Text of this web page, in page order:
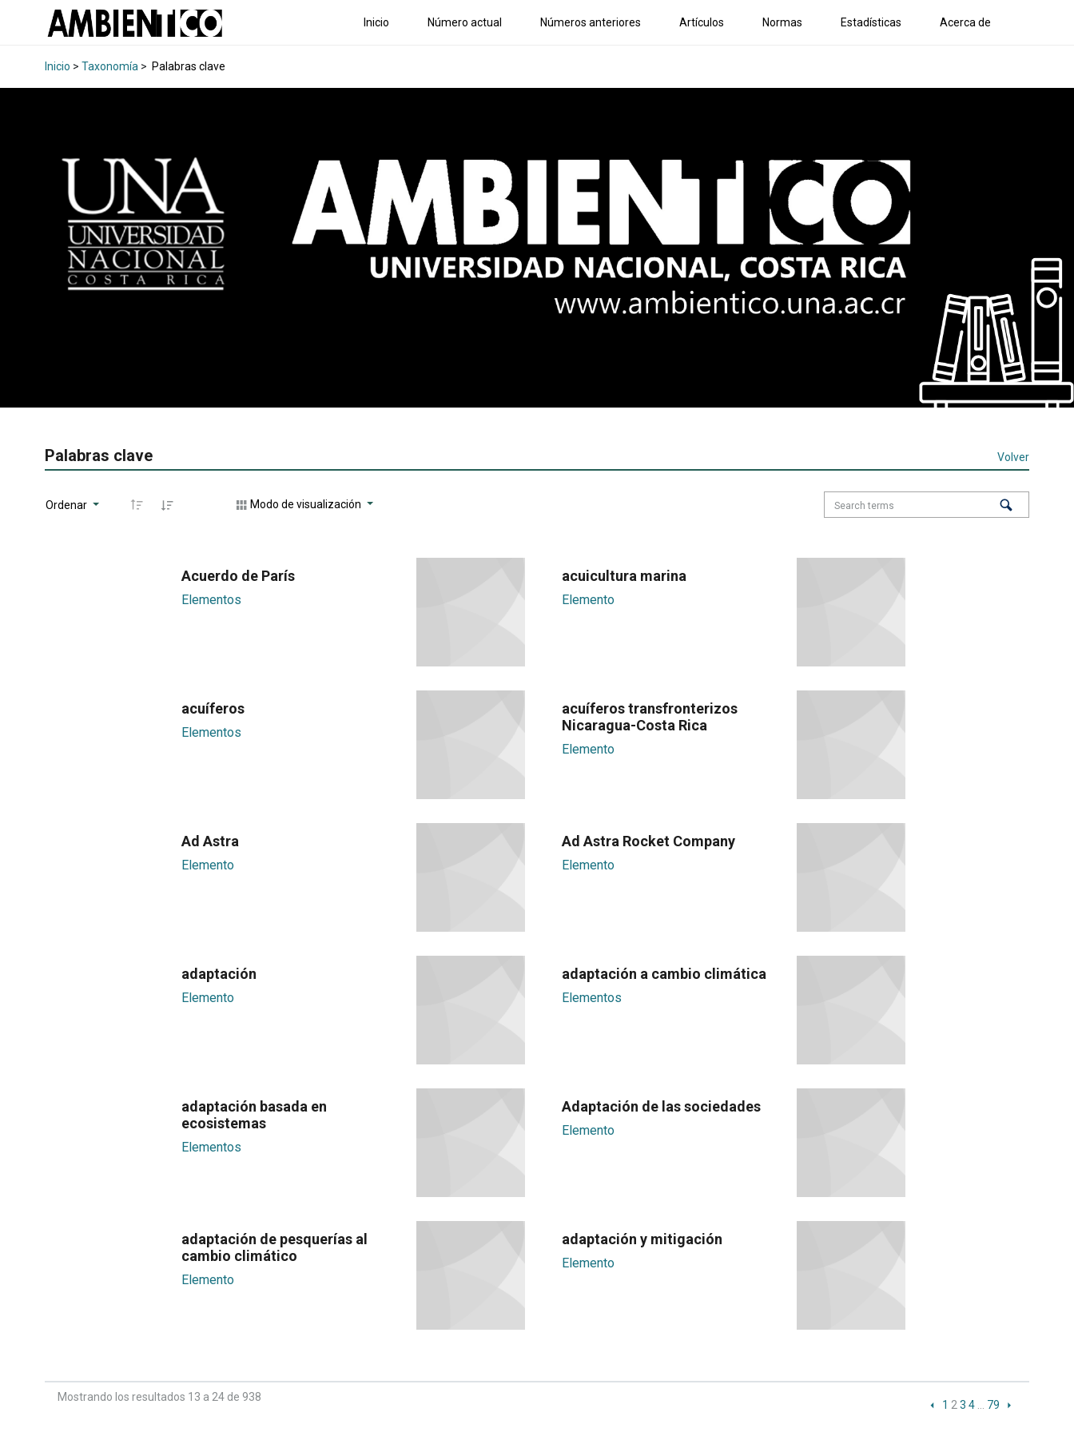
Inicio Número actual Números anteriores Artículos Normas Estadísticas Acerca de
Inicio > Taxonomía > Palabras clave
Palabras clave Volver
Ordenar Modo de visualización
Acuerdo de París
Elementos
acuicultura marina
Elemento
acuíferos
Elementos
acuíferos transfronterizos
Nicaragua-Costa Rica
Elemento
Ad Astra
Elemento
Ad Astra Rocket Company
Elemento
adaptación
Elemento
adaptación a cambio climática
Elementos
adaptación basada en
ecosistemas
Elementos
Adaptación de las sociedades
Elemento
adaptación de pesquerías al
cambio climático
Elemento
adaptación y mitigación
Elemento
Mostrando los resultados 13 a 24 de 938
1 2 3 4 79